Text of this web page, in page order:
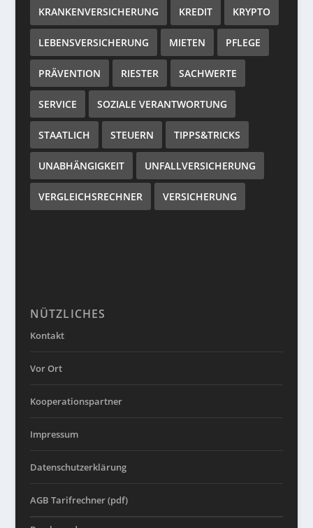
KRANKENVERSICHERUNG KREDIT KRYPTO
LEBENSVERSICHERUNG MIETEN PFLEGE
PRÄVENTION RIESTER SACHWERTE
SERVICE SOZIALE VERANTWORTUNG
STAATLICH STEUERN TIPPS&TRICKS
UNABHÄNGIGKEIT UNFALLVERSICHERUNG
VERGLEICHSRECHNER VERSICHERUNG
NÜTZLICHES
Kontakt
Vor Ort
Kooperationspartner
Impressum
Datenschutzerklärung
AGB Tarifrechner (pdf)